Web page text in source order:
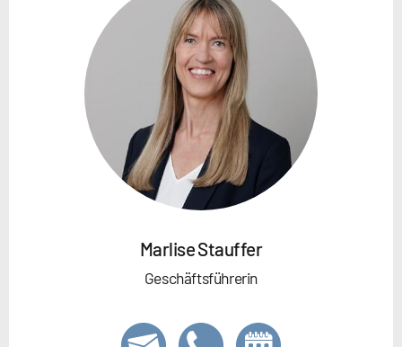
Marlise Stauffer
Geschäftsführerin